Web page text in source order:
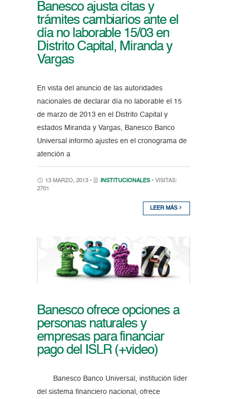
Banesco ajusta citas y
trámites cambiarios ante el
día no laborable 15/03 en
Distrito Capital, Miranda y
Vargas
En vista del anuncio de las autoridades
nacionales de declarar día no laborable el 15
de marzo de 2013 en el Distrito Capital y
estados Miranda y Vargas, Banesco Banco
Universal informó ajustes en el cronograma de
atención a
13 MARZO, 2013 • INSTITUCIONALES • VISITAS:
2701
LEER MÁS
Banesco ofrece opciones a
personas naturales y
empresas para financiar
pago del ISLR (+video)
Banesco Banco Universal, institución líder
del sistema financiero nacional, ofrece